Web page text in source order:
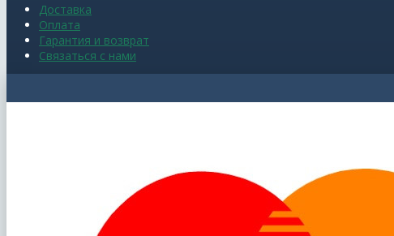
Доставка
Оплата
Гарантия и возврат
Связаться с нами